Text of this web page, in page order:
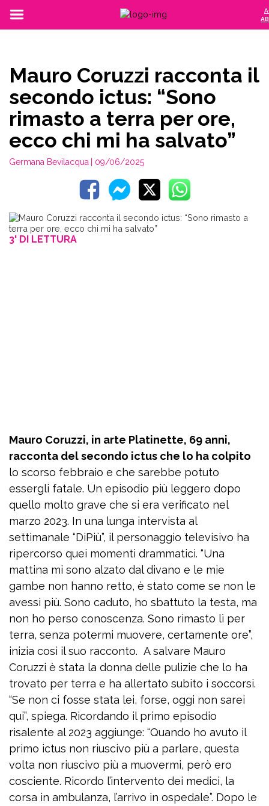
Mauro Coruzzi racconta il
secondo ictus: “Sono
rimasto a terra per ore,
ecco chi mi ha salvato”
Germana Bevilacqua | 09/06/2025
3' DI LETTURA
Mauro Coruzzi, in arte Platinette, 69 anni,
racconta del secondo ictus che lo ha colpito
lo scorso febbraio e che sarebbe potuto
essergli fatale. Un episodio più leggero dopo
quello molto grave che si era verificato nel
marzo 2023. In una lunga intervista al
settimanale “DiPiù”, il personaggio televisivo ha
ripercorso quei momenti drammatici. “Una
mattina mi sono alzato dal divano e le mie
gambe non hanno retto, è stato come se non le
avessi più. Sono caduto, ho sbattuto la testa, ma
non ho perso conoscenza. Sono rimasto lì per
terra, senza potermi muovere, certamente ore”,
inizia così il suo racconto. A salvare Mauro
Coruzzi è stata la donna delle pulizie che lo ha
trovato per terra e ha allertato subito i soccorsi.
“Se non ci fosse stata lei, forse, oggi non sarei
qui”, spiega. Ricordando il primo episodio
risalente al 2023 aggiunge: “Quando ho avuto il
primo ictus non riuscivo più a parlare, questa
volta non riuscivo più a muovermi, però ero
cosciente. Ricordo l’intervento dei medici, la
corsa in ambulanza, l’arrivo in ospedale”. Dopo le